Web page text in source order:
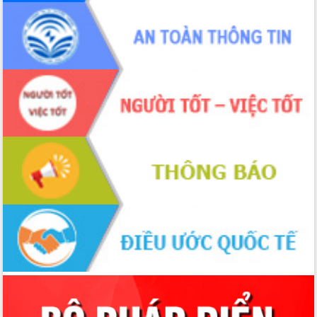
Đắk Lắk
Sôi nổi Hội đua ngựa truyền thống Gò
Thì Thùng mừng Xuân Bính Ngọ 2026
Lãnh đạo tỉnh dâng hương tưởng niệm
tại Đập Đồng Cam đầu Xuân Bính Ngọ
Ngành nông nghiệp phấn đấu tăng
trưởng đạt 5,86% trong năm 2026
UBND tỉnh Đắk Lắk triển khai công tác
quốc phòng, quân sự địa phương năm
2026
Đắk Lắk tập trung toàn lực khắc phục
tồn tại IUU, sẵn sàng làm việc với
Đoàn thanh tra EC
Chủ tịch UBND tỉnh Tạ Anh Tuấn thăm,
chúc mừng các bệnh viện nhân Ngày
Thầy thuốc Việt Nam
Rộn ràng lễ hội truyền thống Sông
nước Đà Nông lần thứ I năm 2026
Kỳ họp Chuyên đề lần thứ Năm, HĐND
tỉnh Đắk Lắk thông qua các nghị quyết